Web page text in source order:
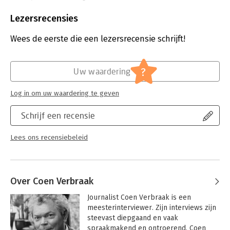
Uitgever:
Verschijningsdatum:
12-5-2021
Mens en maatschappij
Lezersrecensies
Wees de eerste die een lezersrecensie schrijft!
Schrijf een recensie
Lees ons recensiebeleid
Uw waardering ?
Log in om uw waardering te geven
Over Coen Verbraak
Journalist Coen Verbraak is een
meesterinterviewer. Zijn interviews zijn
steevast diepgaand en vaak
spraakmakend en ontroerend. Coen